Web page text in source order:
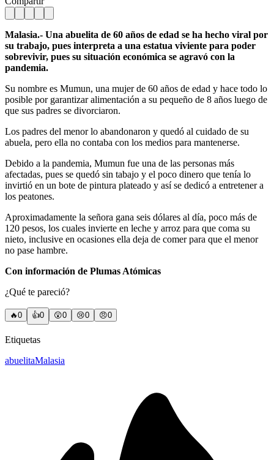
Malasia.- Una abuelita de 60 años de edad se ha hecho viral por
su trabajo, pues interpreta a una estatua viviente para poder
sobrevivir, pues su situación económica se agravó con la
pandemia.
Su nombre es Mumun, una mujer de 60 años de edad y hace todo lo
posible por garantizar alimentación a su pequeño de 8 años luego de
que sus padres se divorciaron.
Los padres del menor lo abandonaron y quedó al cuidado de su
abuela, pero ella no contaba con los medios para mantenerse.
Debido a la pandemia, Mumun fue una de las personas más
afectadas, pues se quedó sin tabajo y el poco dinero que tenía lo
invirtió en un bote de pintura plateado y así se dedicó a entretener a
los peatones.
Aproximadamente la señora gana seis dólares al día, poco más de
120 pesos, los cuales invierte en leche y arroz para que coma su
nieto, inclusive en ocasiones ella deja de comer para que el menor
no pase hambre.
Con información de Plumas Atómicas
¿Qué te pareció?
🔥0 👍0 😲0 😢0 😠0
Etiquetas
abuelitaMalasia